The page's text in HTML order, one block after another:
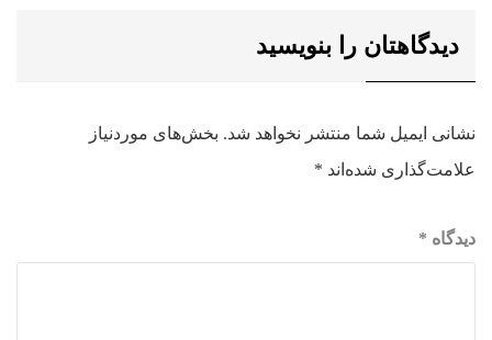
دیدگاهتان را بنویسید
نشانی ایمیل شما منتشر نخواهد شد. بخش‌های موردنیاز
علامت‌گذاری شده‌اند *
دیدگاه *